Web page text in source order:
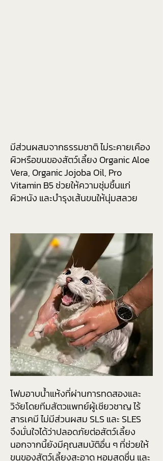
มีส่วนผสมจากธรรมชาติ ไม่ระคายเคือง
ผิวหรือขนของสัตว์เลี้ยง Organic Aloe
Vera, Organic Jojoba Oil, Pro
Vitamin B5 ช่วยให้ความชุ่มชื้นแก่
ผิวหนัง และบำรุงเส้นขนให้นุ่มสลวย
โฟมอาบน้ำแห้งที่ผ่านการทดสองและ
วิจัยโดยทีมสัตวแพทย์ผู้เชียวชาญ ไร้
สารเคมี ไม่มีส่วนผสม SLS และ SLES
จึงมั่นใจได้ว่าปลอดภัยต่อสัตว์เลี้ยง
นอกจากนี้ยังมีคุณสมบัติอื่น ๆ ที่ช่วยให้
ขนของสัตว์เลี้ยงสะอาด หอมสดชื่น และ